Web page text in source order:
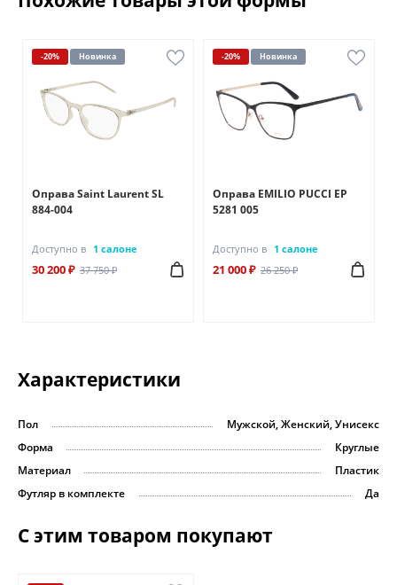
-20% Новинка
Оправа Saint Laurent SL
884-004
Доступно в 1 салоне
30 200 ₽ 37 750 ₽
-20% Новинка
Оправа EMILIO PUCCI EP
5281 005
Доступно в 1 салоне
21 000 ₽ 26 250 ₽
Характеристики
Пол
Мужской, Женский, Унисекс
Форма
Круглые
Материал
Пластик
Футляр в комплекте
Да
С этим товаром покупают